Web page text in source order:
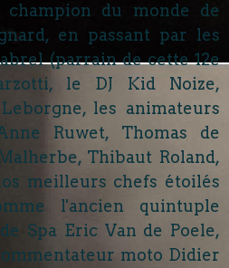
champion du monde de
en passant par les
(parrain de cette 12e
le DJ Kid Noize,
les animateurs
Ruwet, Thomas de
Thibaut Roland,
meilleurs chefs étoilés
l'ancien quintuple
Spa Eric Van de Poele,
moto Didier